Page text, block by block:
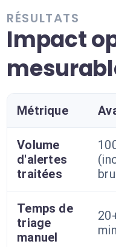
RÉSULTATS
Impact
Métrique
Volume
d'alertes
traitées
Temps de
triage
manuel